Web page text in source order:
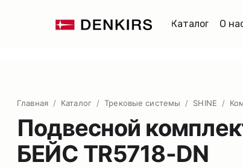
Каталог О
Главная / Каталог / Трековые системы / SHINE /
Подвесной
БЕЙС TR5718-DN